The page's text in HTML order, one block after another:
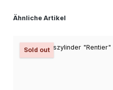
Produktgalerie überspringen
Ähnliche Artikel
Sold out